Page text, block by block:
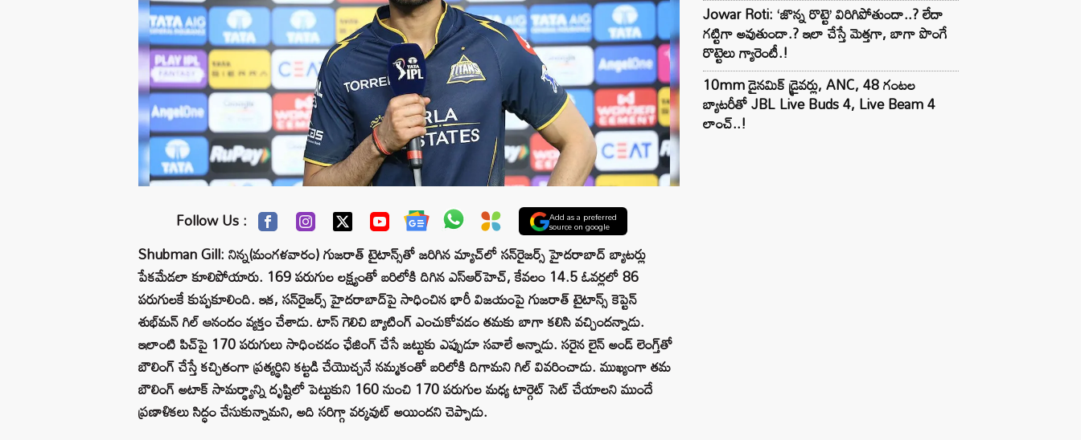
Follow Us : Add as a preferred
source on google
Shubman Gill: నిన్న(మంగళవారం) గుజరాత్ టైటాన్స్‌తో జరిగిన మ్యాచ్‌లో సన్‌రైజర్స్ హైదరాబాద్ బ్యాటర్లు
పేకమేడలా కూలిపోయారు. 169 పరుగుల లక్ష్యంతో బరిలోకి దిగిన ఎస్‌ఆర్‌హెచ్, కేవలం 14.5 ఓవర్లలో 86
పరుగులకే కుప్పకూలింది. ఇక, సన్‌రైజర్స్ హైదరాబాద్‌పై సాధించిన భారీ విజయంపై గుజరాత్ టైటాన్స్ కెప్టెన్
శుభ్‌మన్ గిల్ ఆనందం వ్యక్తం చేశాడు. టాస్ గెలిచి బ్యాటింగ్ ఎంచుకోవడం తమకు బాగా కలిసి వచ్చిందన్నాడు.
ఇలాంటి పిచ్‌పై 170 పరుగులు సాధించడం ఛేజింగ్ చేసే జట్టుకు ఎప్పుడూ సవాలే అన్నాడు. సరైన లైన్ అండ్ లెంగ్త్‌తో
బౌలింగ్ చేస్తే కచ్చితంగా ప్రత్యర్థిని కట్టడి చేయొచ్చనే నమ్మకంతో బరిలోకి దిగామని గిల్ వివరించాడు. ముఖ్యంగా తమ
బౌలింగ్ అటాక్ సామర్థ్యాన్ని దృష్టిలో పెట్టుకుని 160 నుంచి 170 పరుగుల మధ్య టార్గెట్ సెట్ చేయాలని ముందే
ప్రణాళికలు సిద్ధం చేసుకున్నామని, అది సరిగ్గా వర్కవుట్ అయిందని చెప్పాడు.
Jowar Roti: ‘జొన్న రొట్టె’ విరిగిపోతుందా..? లేదా
గట్టిగా అవుతుందా.? ఇలా చేస్తే మెత్తగా, బాగా పొంగే
రొట్టెలు గ్యారెంటీ.!
10mm డైనమిక్ డ్రైవర్లు, ANC, 48 గంటల
బ్యాటరీతో JBL Live Buds 4, Live Beam 4
లాంచ్..!